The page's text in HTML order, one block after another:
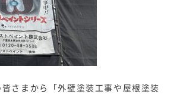
さまから「外壁塗装工事や屋根塗装